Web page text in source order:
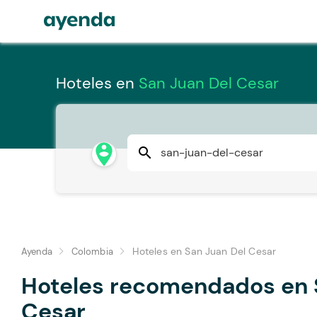
Hoteles en San Juan Del Cesar
person_pin_circle search
Ayenda Colombia Hoteles en San Juan Del Cesar
Hoteles recomendados en